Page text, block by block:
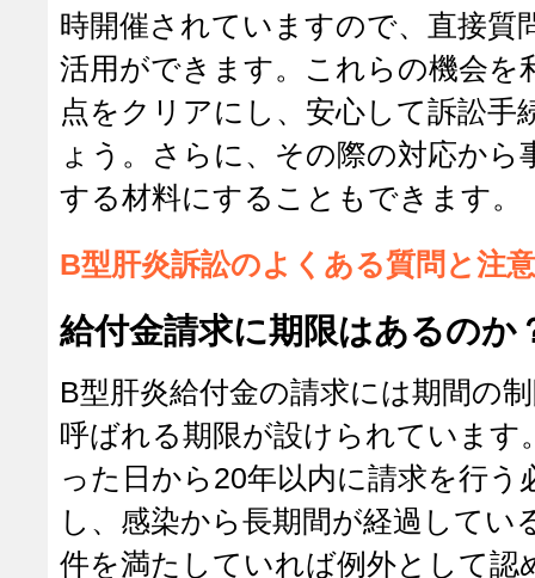
時開催されていますので、直接質
活用ができます。これらの機会を
点をクリアにし、安心して訴訟手
ょう。さらに、その際の対応から
する材料にすることもできます。
B型肝炎訴訟のよくある質問と注
給付金請求に期限はあるのか
B型肝炎給付金の請求には期間の
呼ばれる期限が設けられています
った日から20年以内に請求を行
し、感染から長期間が経過してい
件を満たしていれば例外として認